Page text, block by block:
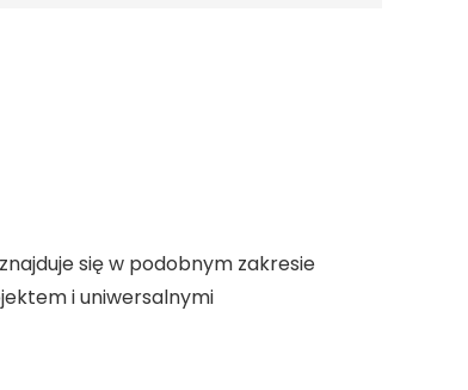
się w podobnym zakresie
i uniwersalnymi